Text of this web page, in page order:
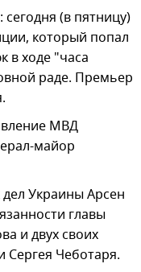
(в пятницу)
который попал
в ходе "часа
раде. Премьер
МВД
майор
Украины Арсен
главы
и двух своих
Сергея Чеботаря.